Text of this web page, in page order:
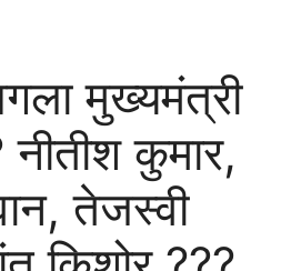
मुख्यमंत्री
नीतीश कुमार,
तेजस्वी